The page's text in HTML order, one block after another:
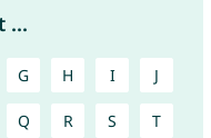
...
G H I J
Q R S T